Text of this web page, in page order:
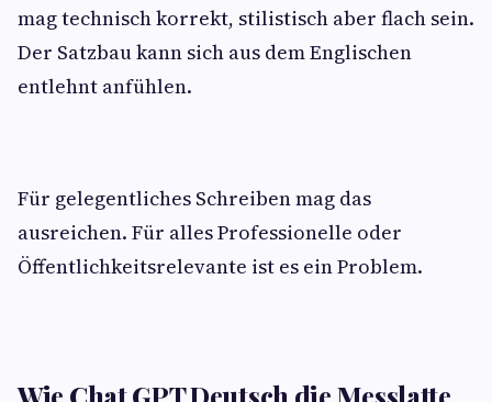
mag technisch korrekt, stilistisch aber flach sein.
Der Satzbau kann sich aus dem Englischen
entlehnt anfühlen.
Für gelegentliches Schreiben mag das
ausreichen. Für alles Professionelle oder
Öffentlichkeitsrelevante ist es ein Problem.